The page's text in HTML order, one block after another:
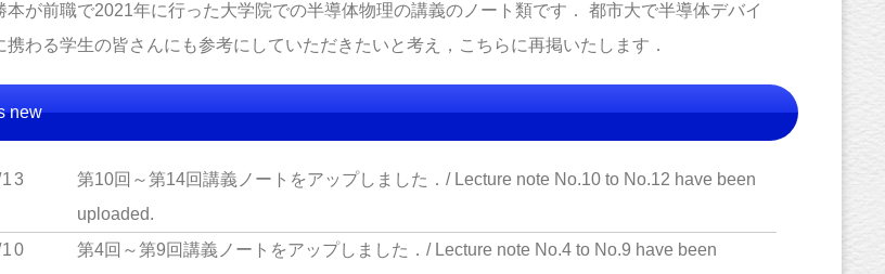
本が前職で2021年に行った大学院での半導体物理の講義のノート類です． 都市大で半導体デバイ
携わる学生の皆さんにも参考にしていただきたいと考え，こちらに再掲いたします．
new
第10回～第14回講義ノートをアップしました．/ Lecture note No.10 to No.12 have been
uploaded.
第4回～第9回講義ノートをアップしました．/ Lecture note No.4 to No.9 have been